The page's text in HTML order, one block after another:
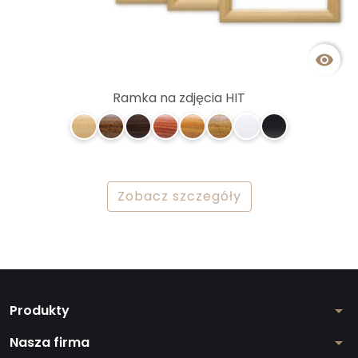

Ramka na zdjęcia HIT
Zobacz szczegóły
Produkty arrow_drop_down
Nasza firma arrow_drop_down